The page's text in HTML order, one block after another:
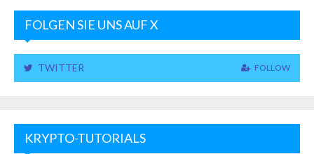
FOLGEN SIE UNS AUF X
TWITTER FOLLOW
KRYPTO-TUTORIALS